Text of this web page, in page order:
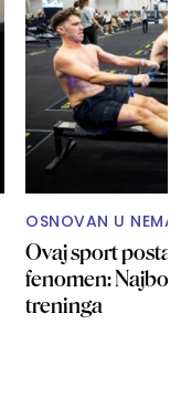
OSNOVAN U
Ovaj sport
fenomen:
treninga